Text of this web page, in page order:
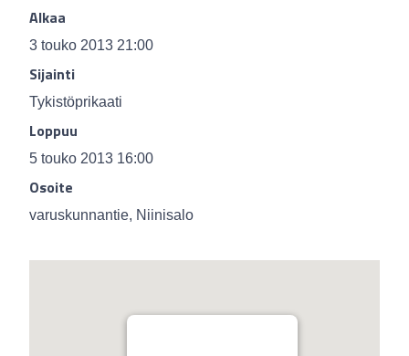
Alkaa
3 touko 2013 21:00
Sijainti
Tykistöprikaati
Loppuu
5 touko 2013 16:00
Osoite
varuskunnantie, Niinisalo